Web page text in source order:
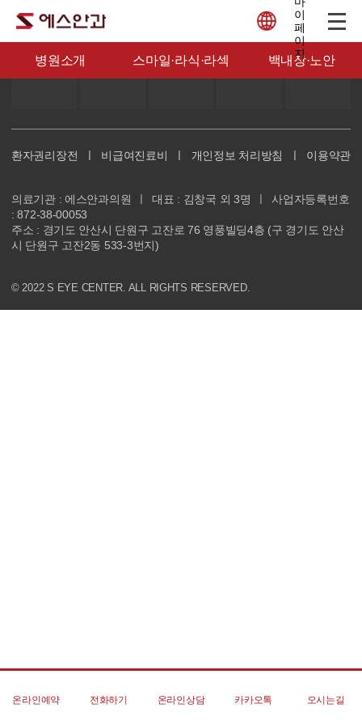
병원소개 스마일·라식·라섹 백내장·노안
에스안과 SNS
환자권리장전 비급여진료비 개인정보 처리방침 이용약관
의료기관 : 에스안과의원 대표 : 김창국 외 3명
사업자등록번호
: 872-38-00053
주소 : 경기도 안산시 단원구 고잔로 76 영풍빌딩4층 (구 경기도 안산
시 단원구 고잔2동 533-3번지)
© 2022 S EYE CENTER. ALL RIGHTS RESERVED.
온라인예약 전화하기 온라인상담 카카오톡 오시는길